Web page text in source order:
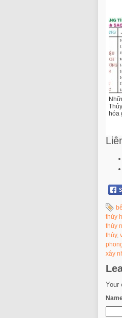
hóa
thủy
thủy
thủy,
xây
Your